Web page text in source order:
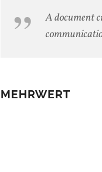
A document
MEHRWERT